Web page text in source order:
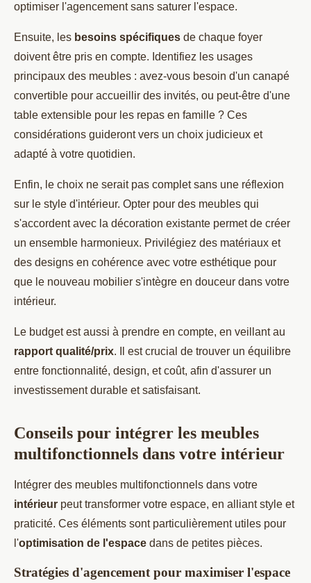
optimiser l'agencement sans saturer l'espace.
Ensuite, les besoins spécifiques de chaque foyer
doivent être pris en compte. Identifiez les usages
principaux des meubles : avez-vous besoin d'un canapé
convertible pour accueillir des invités, ou peut-être d'une
table extensible pour les repas en famille ? Ces
considérations guideront vers un choix judicieux et
adapté à votre quotidien.
Enfin, le choix ne serait pas complet sans une réflexion
sur le style d'intérieur. Opter pour des meubles qui
s'accordent avec la décoration existante permet de créer
un ensemble harmonieux. Privilégiez des matériaux et
des designs en cohérence avec votre esthétique pour
que le nouveau mobilier s'intègre en douceur dans votre
intérieur.
Le budget est aussi à prendre en compte, en veillant au
rapport qualité/prix. Il est crucial de trouver un équilibre
entre fonctionnalité, design, et coût, afin d'assurer un
investissement durable et satisfaisant.
Conseils pour intégrer les meubles
multifonctionnels dans votre intérieur
Intégrer des meubles multifonctionnels dans votre
intérieur peut transformer votre espace, en alliant style et
praticité. Ces éléments sont particulièrement utiles pour
l'optimisation de l'espace dans de petites pièces.
Stratégies d'agencement pour maximiser l'espace